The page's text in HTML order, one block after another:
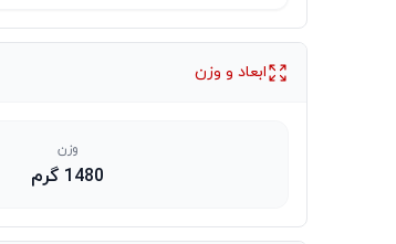
ابعاد و وزن
وزن
1480 گرم